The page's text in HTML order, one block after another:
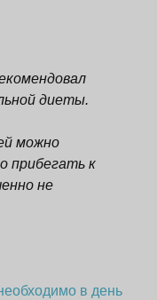
диеты.
можно
прибегать к
не
в день